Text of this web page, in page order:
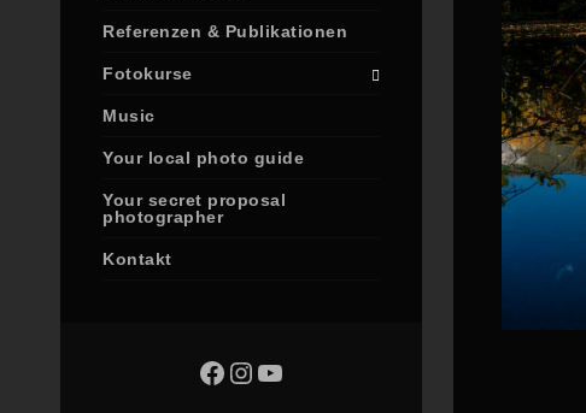
Referenzen & Publikationen
Fotokurse
Music
Your local photo guide
Your secret proposal
photographer
Kontakt